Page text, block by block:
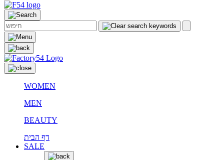
WOMEN
MEN
BEAUTY
דף הבית
SALE